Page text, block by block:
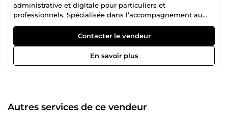
administrative et digitale pour particuliers et
professionnels. Spécialisée dans l’accompagnement au
numérique, j’aide à réaliser vos démarches en ligne, gérer
vos documents et simplifier votre quotidien avec des
solutions claires, rapides et personnalisées. Service à
distance, humain et sans engagement. Nous proposons
également un service de conciergerie privée à la carte ou
Contacter le vendeur
En savoir plus
Autres services de ce vendeur